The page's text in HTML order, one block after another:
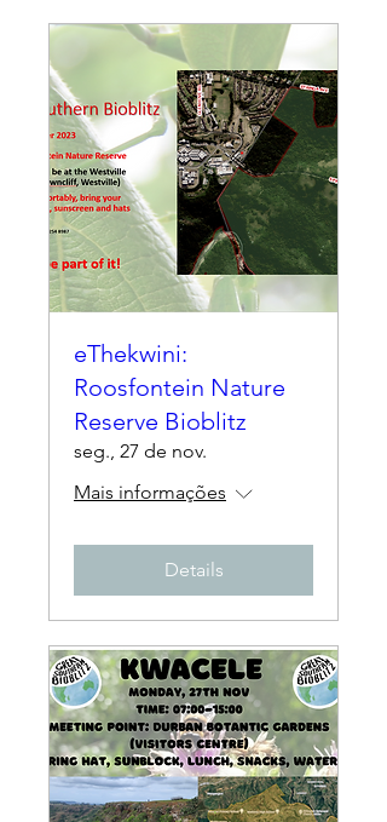
eThekwini:
Roosfontein Nature
Reserve Bioblitz
seg., 27 de nov.
Mais informações
Details